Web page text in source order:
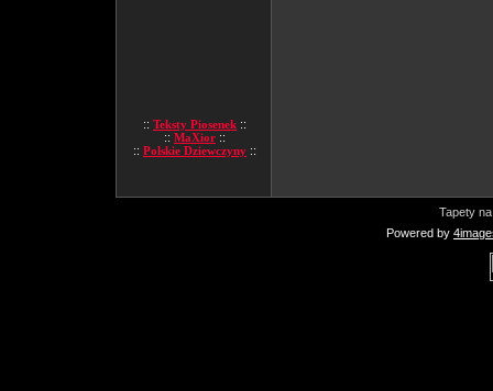
:: Teksty Piosenek ::
:: MaXior ::
:: Polskie Dziewczyny ::
Tapety
Powered by